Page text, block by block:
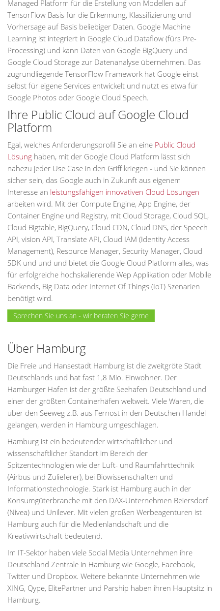
Managed Platform für die Erstellung von Modellen auf
TensorFlow Basis für die Erkennung, Klassifizierung und
Vorhersage auf Basis beliebiger Daten. Google Machine
Learning ist integriert in Google Cloud Dataflow (fürs Pre-
Processing) und kann Daten von Google BigQuery und
Google Cloud Storage zur Datenanalyse übernehmen. Das
zugrundliegende TensorFlow Framework hat Google einst
selbst für eigene Services entwickelt und nutzt es etwa für
Google Photos oder Google Cloud Speech.
Ihre Public Cloud auf Google Cloud
Platform
Egal, welches Anforderungsprofil Sie an eine Public Cloud
Lösung haben, mit der Google Cloud Platform lässt sich
nahezu jeder Use Case in den Griff kriegen - und Sie können
sicher sein, das Google auch in Zukunft aus eigenem
Interesse an leistungsfähigen innovativen Cloud Lösungen
arbeiten wird. Mit der Compute Engine, App Engine, der
Container Engine und Registry, mit Cloud Storage, Cloud SQL,
Cloud Bigtable, BigQuery, Cloud CDN, Cloud DNS, der Speech
API, vision API, Translate API, Cloud IAM (Identity Access
Management), Resource Manager, Security Manager, Cloud
SDK und und und bietet die Google Cloud Platform alles, was
für erfolgreiche hochskalierende Wep Applikation oder Mobile
Backends, Big Data oder Internet Of Things (IoT) Szenarien
benötigt wird.
Sprechen Sie uns an - wir beraten Sie gerne
Über Hamburg
Die Freie und Hansestadt Hamburg ist die zweitgröte Stadt
Deutschlands und hat fast 1,8 Mio. Einwohner. Der
Hamburger Hafen ist der größte Seehafen Deutschland und
einer der größten Containerhäfen weltweit. Viele Waren, die
über den Seeweg z.B. aus Fernost in den Deutschen Handel
gelangen, werden in Hamburg umgeschlagen.
Hamburg ist ein bedeutender wirtschaftlicher und
wissenschaftlicher Standort im Bereich der
Spitzentechnologien wie der Luft- und Raumfahrttechnik
(Airbus und Zulieferer), bei Biowissenschaften und
Informationstechnologie. Stark ist Hamburg auch in der
Konsumgüterbranche mit den DAX-Unternehmen Beiersdorf
(Nivea) und Unilever. Mit vielen großen Werbeagenturen ist
Hamburg auch für die Medienlandschaft und die
Kreativwirtschaft bedeutend.
Im IT-Sektor haben viele Social Media Unternehmen ihre
Deutschland Zentrale in Hamburg wie Google, Facebook,
Twitter und Dropbox. Weitere bekannte Unternehmen wie
XING, Qype, ElitePartner und Parship haben ihren Hauptsitz in
Hamburg.